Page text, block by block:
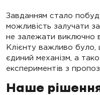
Завданням стало
можливість залучати
не залежати виключно
Клієнту важливо
єдиний механізм, а
експериментів з
Наше